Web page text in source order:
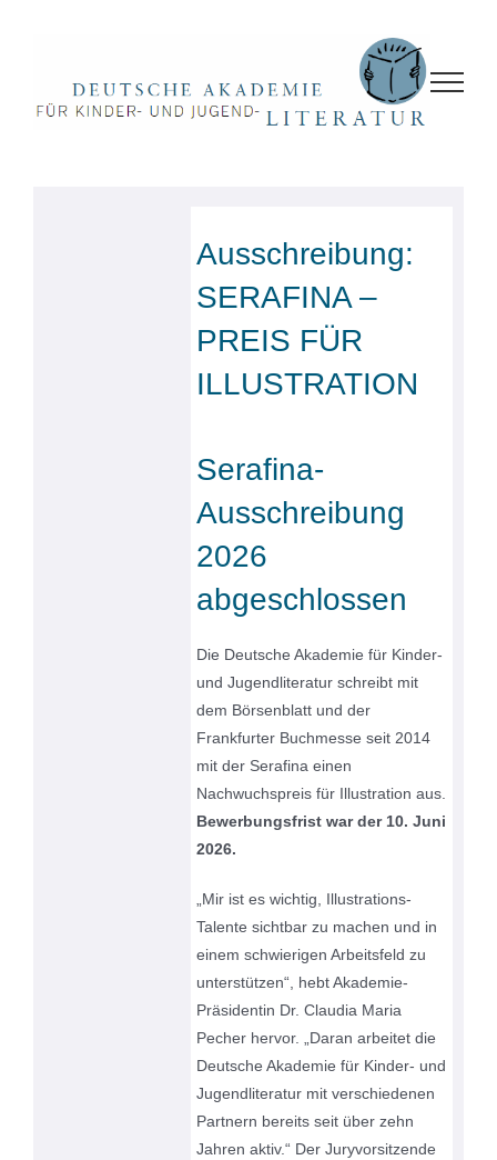
Ausschreibung:
SERAFINA –
PREIS FÜR
ILLUSTRATION
Serafina-
Ausschreibung
2026
abgeschlossen
Die Deutsche Akademie für Kinder-
und Jugendliteratur schreibt mit
dem Börsenblatt und der
Frankfurter Buchmesse seit 2014
mit der Serafina einen
Nachwuchspreis für Illustration aus.
Bewerbungsfrist war der 10. Juni
2026.
„Mir ist es wichtig, Illustrations-
Talente sichtbar zu machen und in
einem schwierigen Arbeitsfeld zu
unterstützen“, hebt Akademie-
Präsidentin Dr. Claudia Maria
Pecher hervor. „Daran arbeitet die
Deutsche Akademie für Kinder- und
Jugendliteratur mit verschiedenen
Partnern bereits seit über zehn
Jahren aktiv.“ Der Juryvorsitzende